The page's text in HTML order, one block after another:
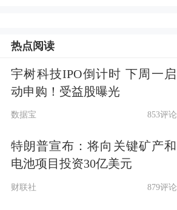
热点阅读
宇树科技IPO倒计时 下周一启
动申购！受益股曝光
数据宝 853评论
特朗普宣布：将向关键矿产和
电池项目投资30亿美元
财联社 879评论